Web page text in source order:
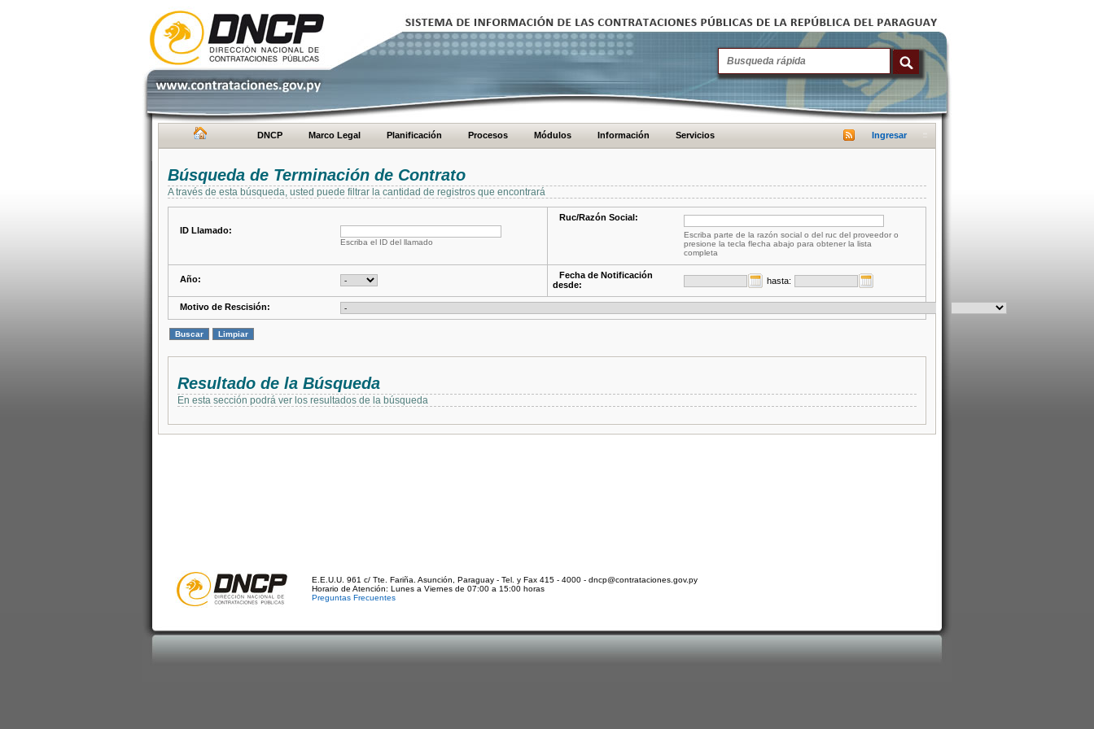
DNCP Marco Legal Planificación Procesos Módulos Información Servicios Ingresar
Búsqueda de Terminación de Contrato
A través de esta búsqueda, usted puede filtrar la cantidad de registros que encontrará
ID Llamado:
Escriba el ID del llamado
Ruc/Razón Social:
Escriba parte de la razón social o del ruc del proveedor o
presione la tecla flecha abajo para obtener la lista
completa
Año:
Fecha de Notificación
desde:
hasta:
Motivo de Rescisión:
Resultado de la Búsqueda
En esta sección podrá ver los resultados de la búsqueda
E.E.U.U. 961 c/ Tte. Fariña. Asunción, Paraguay - Tel. y Fax 415 - 4000 - dncp@contrataciones.gov.py
Horario de Atención: Lunes a Viernes de 07:00 a 15:00 horas
Preguntas Frecuentes